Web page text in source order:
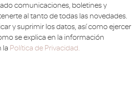
comunicaciones, boletines y
al tanto de todas las novedades.
y suprimir los datos, así como ejercer
se explica en la información
la Política de Privacidad.